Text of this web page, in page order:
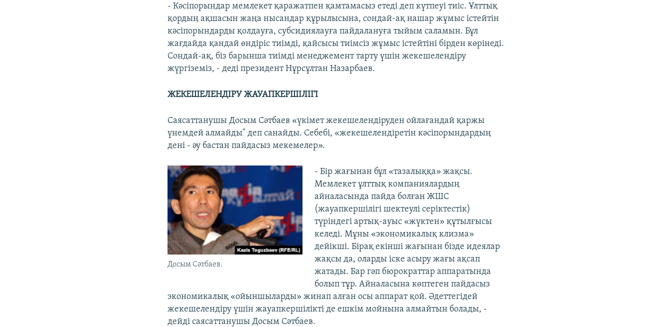
- Кәсіпорындар мемлекет қаражатпен қамтамасыз етеді деп күтпеуі тиіс. Ұлттық
қордың ақшасын жаңа нысандар құрылысына, сондай-ақ нашар жұмыс істейтін
кәсіпорындарды қолдауға, субсидиялауға пайдалануға тыйым саламын. Бұл
жағдайда қандай өндіріс тиімді, қайсысы тиімсіз жұмыс істейтіні бірден көрінеді.
Сондай-ақ, біз барынша тиімді менеджемент тарту үшін жекешелендіру
жүргіземіз, - деді президент Нұрсұлтан Назарбаев.
ЖЕКЕШЕЛЕНДІРУ ЖАУАПКЕРШІЛІГІ
Саясаттанушы Досым Сәтбаев «үкімет жекешелендіруден ойлағандай қаржы
үнемдей алмайды" деп санайды. Себебі, «жекешелендіретін кәсіпорындардың
дені - әу бастан пайдасыз мекемелер».
Досым Сәтбаев.
- Бір жағынан бұл «тазалыққа» жақсы.
Мемлекет ұлттық компаниялардың
айналасында пайда болған ЖШС
(жауапкершілігі шектеулі серіктестік)
түріндегі артық-ауыс «жүктен» құтылғысы
келеді. Мұны «экономикалық клизма»
дейікші. Бірақ екінші жағынан бізде идеялар
жақсы да, оларды іске асыру жағы ақсап
жатады. Бар гәп бюрократтар аппаратында
болып тұр. Айналасына көптеген пайдасыз
экономикалық «ойыншыларды» жинап алған осы аппарат қой. Әдеттегідей
жекешелендіру үшін жауапкершілікті де ешкім мойнына алмайтын болады, -
дейді саясаттанушы Досым Сәтбаев.